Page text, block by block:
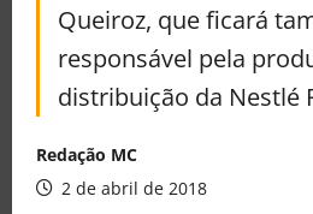
Queiroz, que ficará
responsável pela
distribuição da Nestlé
Redação MC
2 de abril de 2018